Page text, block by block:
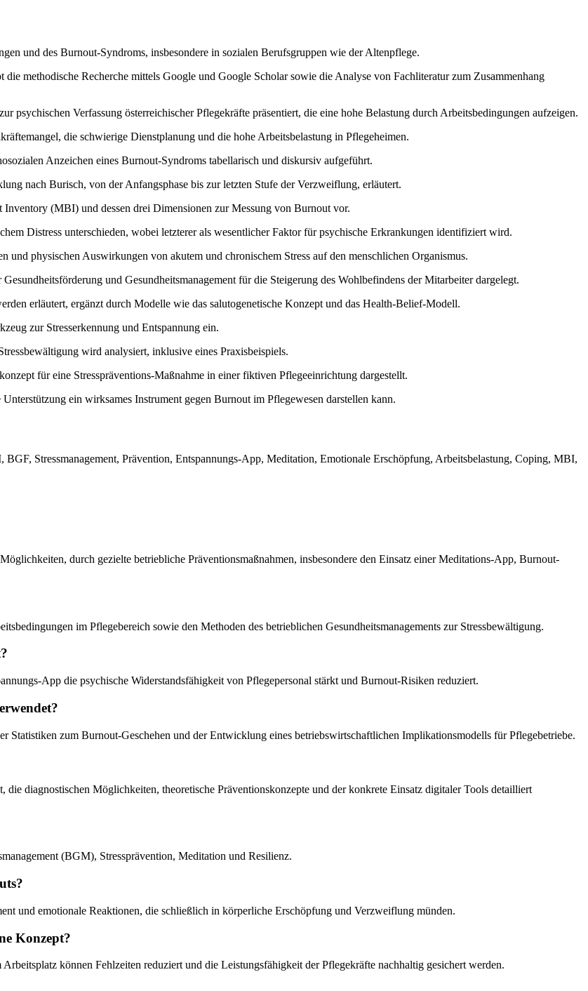
und des Burnout-Syndroms, insbesondere in sozialen Berufsgruppen wie der Altenpflege.
die methodische Recherche mittels Google und Google Scholar sowie die Analyse von Fachliteratur zum Zusammenhang
psychischen Verfassung österreichischer Pflegekräfte präsentiert, die eine hohe Belastung durch Arbeitsbedingungen aufzeigen.
die schwierige Dienstplanung und die hohe Arbeitsbelastung in Pflegeheimen.
Anzeichen eines Burnout-Syndroms tabellarisch und diskursiv aufgeführt.
nach Burisch, von der Anfangsphase bis zur letzten Stufe der Verzweiflung, erläutert.
(MBI) und dessen drei Dimensionen zur Messung von Burnout vor.
Distress unterschieden, wobei letzterer als wesentlicher Faktor für psychische Erkrankungen identifiziert wird.
und physischen Auswirkungen von akutem und chronischem Stress auf den menschlichen Organismus.
und Gesundheitsmanagement für die Steigerung des Wohlbefindens der Mitarbeiter dargelegt.
erläutert, ergänzt durch Modelle wie das salutogenetische Konzept und das Health-Belief-Modell.
zur Stresserkennung und Entspannung ein.
wird analysiert, inklusive eines Praxisbeispiels.
für eine Stresspräventions-Maßnahme in einer fiktiven Pflegeeinrichtung dargestellt.
ein wirksames Instrument gegen Burnout im Pflegewesen darstellen kann.
Stressmanagement, Prävention, Entspannungs-App, Meditation, Emotionale Erschöpfung, Arbeitsbelastung, Coping, MBI,
durch gezielte betriebliche Präventionsmaßnahmen, insbesondere den Einsatz einer Meditations-App, Burnout-
im Pflegebereich sowie den Methoden des betrieblichen Gesundheitsmanagements zur Stressbewältigung.
App die psychische Widerstandsfähigkeit von Pflegepersonal stärkt und Burnout-Risiken reduziert.
Statistiken zum Burnout-Geschehen und der Entwicklung eines betriebswirtschaftlichen Implikationsmodells für Pflegebetriebe.
diagnostischen Möglichkeiten, theoretische Präventionskonzepte und der konkrete Einsatz digitaler Tools detailliert
(BGM), Stressprävention, Meditation und Resilienz.
und emotionale Reaktionen, die schließlich in körperliche Erschöpfung und Verzweiflung münden.
Konzept?
können Fehlzeiten reduziert und die Leistungsfähigkeit der Pflegekräfte nachhaltig gesichert werden.